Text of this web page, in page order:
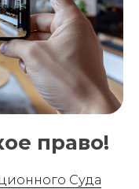
право!
Суда